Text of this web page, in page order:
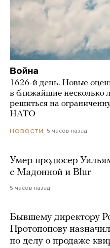
Война
1626-й день. Новые
в ближайшие несколько
решиться на
НАТО
НОВОСТИ 5 часов назад
Умер продюсер
с Мадонной и Blur
5 часов назад
Бывшему директору
Протопопову
по делу о продаже